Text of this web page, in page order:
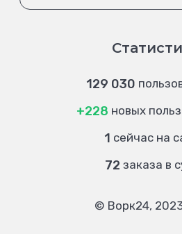
129 030
+228 новых
1 сейчас на
72 заказа в
© Ворк24,